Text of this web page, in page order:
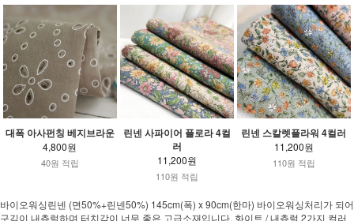
대폭 아사펀칭 베지브라운
4,800원
40원 적립
린넨 사파이어 플로라 4컬
러
11,200원
110원 적립
린넨 스칼렛플라워 4컬러
11,200원
110원 적립
바이오워싱린넨 (면50%+린넨50%) 145cm(폭) x 90cm(한마) 바이오워싱처리가 되어
구김이 내츄럴하며 터치감이 너무 좋은 고급소재입니다. 화이트 / 내츄럴 2가지 컬러